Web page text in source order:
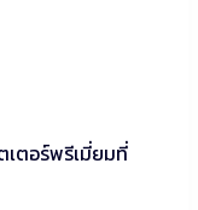
ตอร์พรีเมี่ยมที่